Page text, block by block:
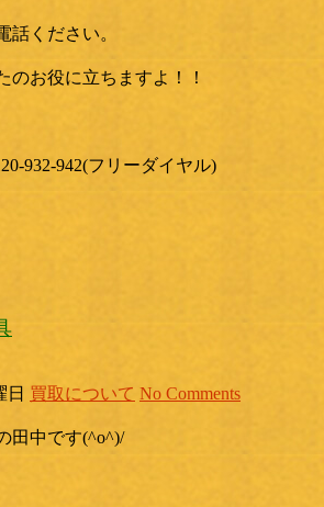
話ください。
のお役に立ちますよ！！
932-942(フリーダイヤル)
日 買取について No Comments
田中です(^o^)/